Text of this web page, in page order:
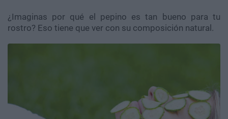
¿Imaginas por qué el pepino es tan bueno para tu
rostro? Eso tiene que ver con su composición natural.